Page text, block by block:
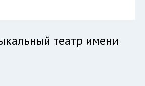
театр имени